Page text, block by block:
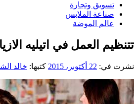
تسويق وتجارة
صناعة الملابس
عالم الموضة
تتنظيم العمل في اتيليه
نشرت في: 22 أكتوبر، 2015 كتبها: خالد